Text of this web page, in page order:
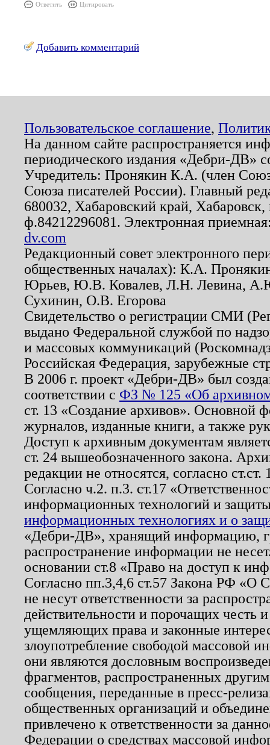
Ответить Цитировать
Добавить комментарий
Пользовательское соглашение,
На данном сайте распространяется
периодического издания «Дебри-ДВ»
Учредитель: Пронякин К.А. (член
Союза писателей России). Главный
680032, Хабаровский край,
ф.84212296081. Электронная
dv.com
Редакционный совет электронного
общественных началах): К.А.
Юрьев, Ю.В. Ковалев, Л.Н. Левина,
Сухинин, О.В. Егорова
Свидетельство о регистрации СМИ
выдано Федеральной службой по
и массовых коммуникаций
Российская Федерация, зарубежные
В 2006 г. проект «Дебри-ДВ» был
соответствии с ФЗ № 125 «Об
ст. 13 «Создание архивов». Основной
журналов, изданные книги, а также
Доступ к архивным документам
ст. 24 вышеобозначенного закона.
редакции не относятся, согласно
Согласно ч.2. п.3. ст.17
информационных технологий и
информационных технологиях и о
«Дебри-ДВ», хранящий информацию,
распространение информации не
основании ст.8 «Право на доступ к
Согласно пп.3,4,6 ст.57 Закона РФ «О
не несут ответственности за
действительности и порочащих честь
ущемляющих права и законные
злоупотребление свободой массовой
они являются дословным
фрагментов, распространенных
сообщения, переданные в пресс-
общественных организаций и
привлечено к ответственности за
Федерации о средствах массовой